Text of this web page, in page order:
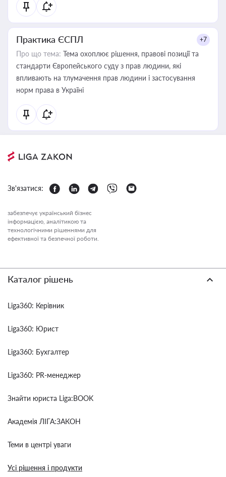
Практика ЄСПЛ +7
Про що тема: Тема охоплює рішення, правові позиції та
стандарти Європейського суду з прав людини, які
впливають на тлумачення прав людини і застосування
норм права в Україні
Зв'язатися:
забезпечує український бізнес
інформацією, аналітикою та
технологічними рішеннями для
ефективної та безпечної роботи.
Каталог рішень
Liga360: Керівник
Liga360: Юрист
Liga360: Бухгалтер
Liga360: PR-менеджер
Знайти юриста Liga:BOOK
Академія ЛІГА:ЗАКОН
Теми в центрі уваги
Усі рішення і продукти